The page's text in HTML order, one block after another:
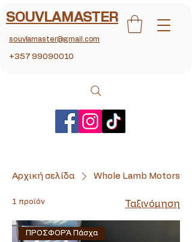
SOUVLAMASTER
souvlamaster@gmail.com
+357 99090010
Αρχική σελίδα Whole Lamb Motors
1 προϊόν Ταξινόμηση
ΠΡΟΣΦΟΡΆ Πάσχα